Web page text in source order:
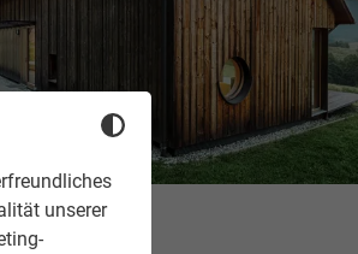
unserer